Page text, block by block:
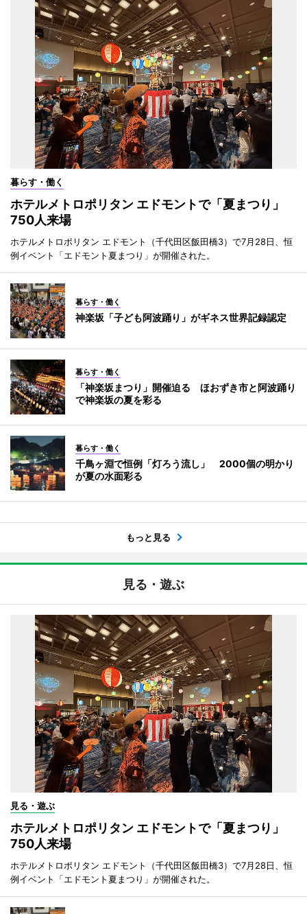
暮らす・働く
ホテルメトロポリタン エドモントで「夏まつり」
750人来場
ホテルメトロポリタン エドモント（千代田区飯田橋3）で7月28日、恒
例イベント「エドモント夏まつり」が開催された。
暮らす・働く
神楽坂「子ども阿波踊り」がギネス世界記録認定
暮らす・働く
「神楽坂まつり」開催迫る ほおずき市と阿波踊り
で神楽坂の夏を彩る
暮らす・働く
千鳥ヶ淵で恒例「灯ろう流し」 2000個の明かり
が夏の水面彩る
もっと見る
見る・遊ぶ
見る・遊ぶ
ホテルメトロポリタン エドモントで「夏まつり」
750人来場
ホテルメトロポリタン エドモント（千代田区飯田橋3）で7月28日、恒
例イベント「エドモント夏まつり」が開催された。